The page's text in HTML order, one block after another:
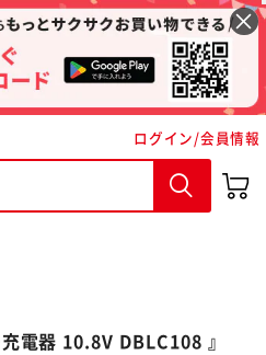
ログイン/会員情報
電器 10.8V DBLC108 』
購入手続きへ